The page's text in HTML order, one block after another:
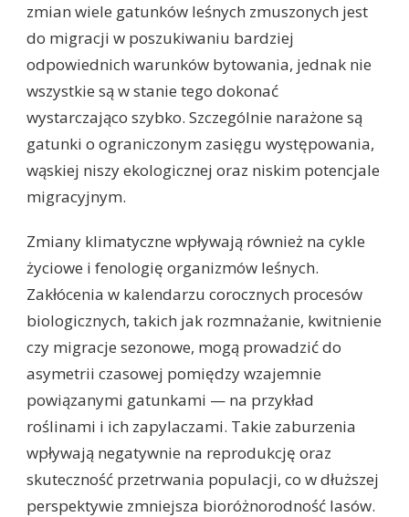
zmian wiele gatunków leśnych zmuszonych jest
do migracji w poszukiwaniu bardziej
odpowiednich warunków bytowania, jednak nie
wszystkie są w stanie tego dokonać
wystarczająco szybko. Szczególnie narażone są
gatunki o ograniczonym zasięgu występowania,
wąskiej niszy ekologicznej oraz niskim potencjale
migracyjnym.
Zmiany klimatyczne wpływają również na cykle
życiowe i fenologię organizmów leśnych.
Zakłócenia w kalendarzu corocznych procesów
biologicznych, takich jak rozmnażanie, kwitnienie
czy migracje sezonowe, mogą prowadzić do
asymetrii czasowej pomiędzy wzajemnie
powiązanymi gatunkami — na przykład
roślinami i ich zapylaczami. Takie zaburzenia
wpływają negatywnie na reprodukcję oraz
skuteczność przetrwania populacji, co w dłuższej
perspektywie zmniejsza bioróżnorodność lasów.